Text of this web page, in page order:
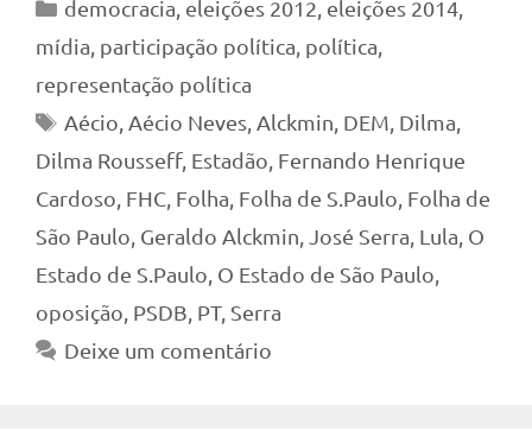
democracia eleições 2012 eleições 2014,
mídia participação política política
representação política
Tags
Aécio Aécio Neves, Alckmin DEM Dilma
Dilma Rousseff, Estadão Fernando Henrique
Cardoso FHC Folha Folha de S.Paulo Folha de
São Paulo Geraldo Alckmin José Serra Lula O
Estado de S.Paulo O Estado de São Paulo
oposição PSDB PT, Serra
Deixe um comentário